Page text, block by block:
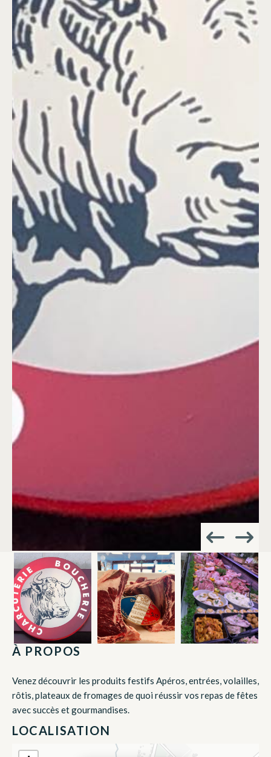
À PROPOS
Venez découvrir les produits festifs Apéros, entrées, volailles,
rôtis, plateaux de fromages de quoi réussir vos repas de fêtes
avec succès et gourmandises.
LOCALISATION